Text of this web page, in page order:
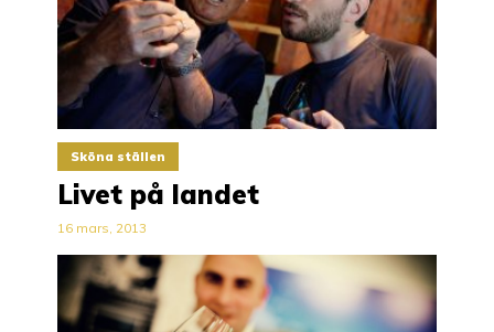
Sköna ställen
Livet på landet
16 mars, 2013